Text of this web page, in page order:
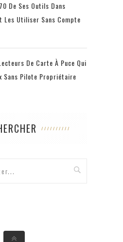
De Ses Outils Dans
Les Utiliser Sans Compte
De Carte À Puce Qui
Sans Pilote Propriétaire